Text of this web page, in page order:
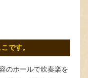
です。
のホールで吹奏楽を